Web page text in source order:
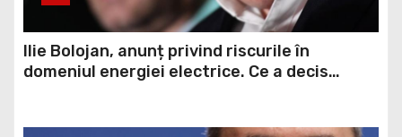
Ilie Bolojan, anunț privind riscurile în
domeniul energiei electrice. Ce a decis